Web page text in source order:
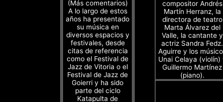
(Más comentarios)
A lo largo de estos
años ha presentado
su música en
diversos espacios y
festivales, desde
citas de referencia
como el Festival de
Jazz de Vitoria o el
Festival de Jazz de
Goierri y ha sido
parte del ciclo
Katapulta de
compositor Andrés
Martín Herranz, la
directora de teatro
Marta Álvarez del
Valle, la cantante y
actriz Sandra Fedz.
Aguirre y los
Unai Celaya (violín)
Guillermo Martínez
(piano).